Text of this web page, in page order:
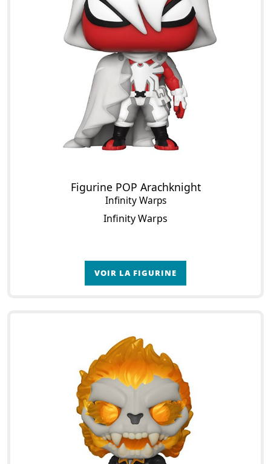
Figurine POP Arachknight
Infinity Warps
Infinity Warps
VOIR LA FIGURINE